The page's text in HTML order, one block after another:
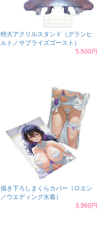
特大アクリルスタンド（グランヒ
ルト／サプライズゴースト）
5,500円
描き下ろしまくらカバー（ロエン
／ウエディング水着）
3,960円